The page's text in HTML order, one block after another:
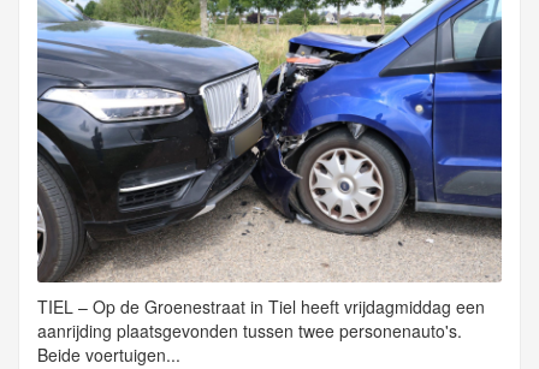
TIEL – Op de Groenestraat in Tiel heeft vrijdagmiddag een
aanrijding plaatsgevonden tussen twee personenauto's.
Beide voertuigen...